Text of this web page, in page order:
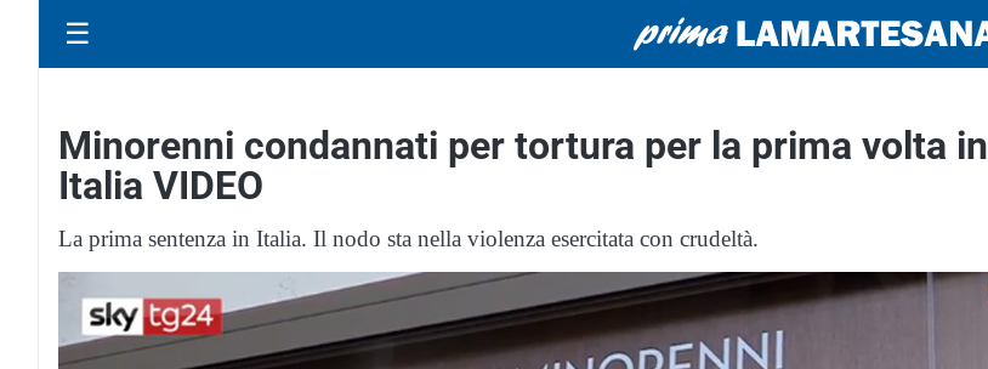
☰
Minorenni condannati per tortura per la prima volta in
Italia VIDEO
La prima sentenza in Italia. Il nodo sta nella violenza esercitata con crudeltà.